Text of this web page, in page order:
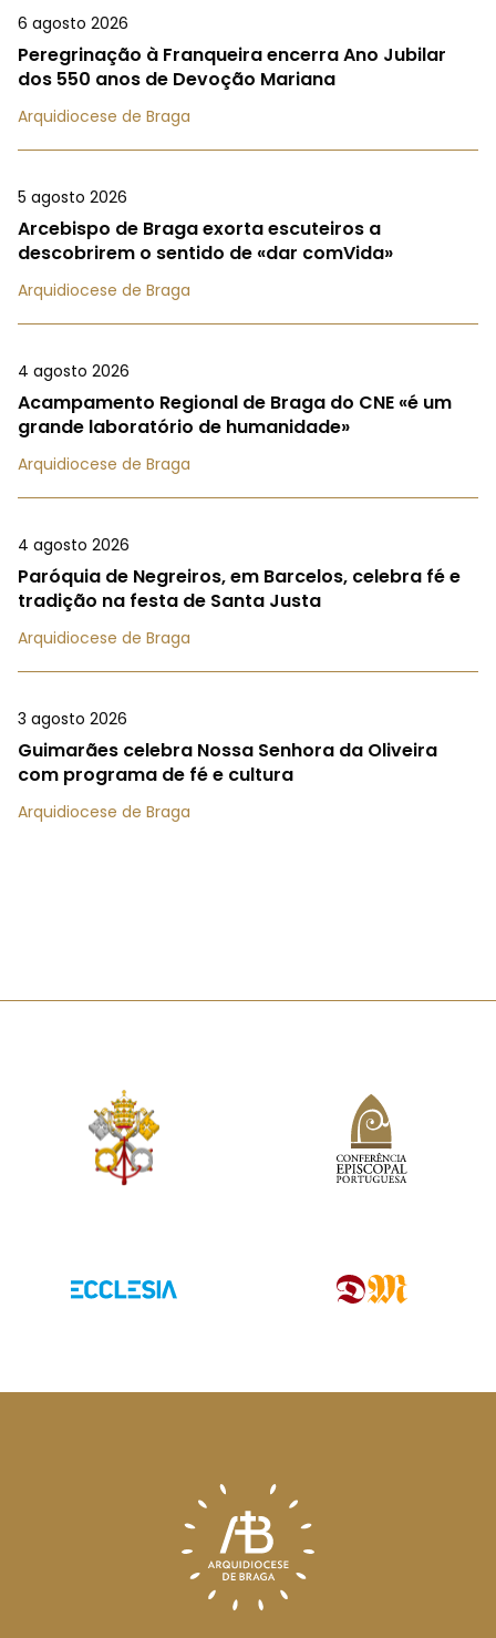
6 agosto 2026
Peregrinação à Franqueira encerra Ano Jubilar
dos 550 anos de Devoção Mariana
Arquidiocese de Braga
5 agosto 2026
Arcebispo de Braga exorta escuteiros a
descobrirem o sentido de «dar comVida»
Arquidiocese de Braga
4 agosto 2026
Acampamento Regional de Braga do CNE «é um
grande laboratório de humanidade»
Arquidiocese de Braga
4 agosto 2026
Paróquia de Negreiros, em Barcelos, celebra fé e
tradição na festa de Santa Justa
Arquidiocese de Braga
3 agosto 2026
Guimarães celebra Nossa Senhora da Oliveira
com programa de fé e cultura
Arquidiocese de Braga